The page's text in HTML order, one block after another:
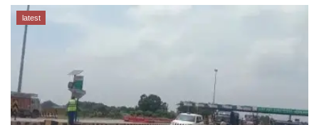
latest